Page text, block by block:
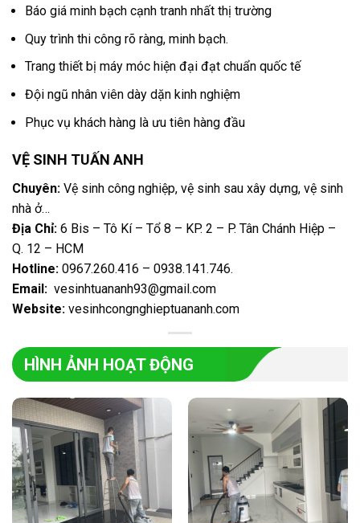
Báo giá minh bạch cạnh tranh nhất thị trường
Quy trình thi công rõ ràng, minh bạch.
Trang thiết bị máy móc hiện đại đạt chuẩn quốc tế
Đội ngũ nhân viên dày dặn kinh nghiệm
Phục vụ khách hàng là ưu tiên hàng đầu
VỆ SINH TUẤN ANH
Chuyên: Vệ sinh công nghiệp, vệ sinh sau xây dựng, vệ sinh
nhà ở…
Địa Chỉ: 6 Bis – Tô Kí – Tổ 8 – KP. 2 – P. Tân Chánh Hiệp –
Q. 12 – HCM
Hotline: 0967.260.416 – 0938.141.746.
Email: vesinhtuananh93@gmail.com
Website: vesinhcongnghieptuananh.com
HÌNH ẢNH HOẠT ĐỘNG